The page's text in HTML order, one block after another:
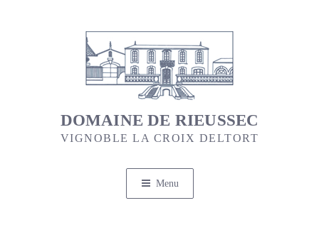
DOMAINE DE RIEUSSEC
VIGNOBLE LA CROIX DELTORT
Menu